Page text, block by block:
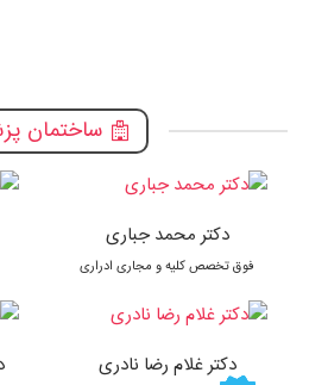
ساختمان
دکتر محمد جباری
فوق تخصص کلیه و مجاری ادراری
دکتر غلام رضا نادری